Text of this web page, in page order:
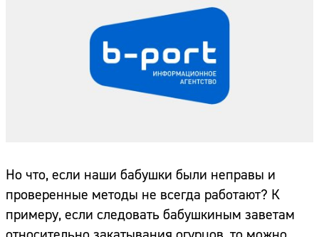
Но что, если наши бабушки были неправы и
проверенные методы не всегда работают? К
примеру, если следовать бабушкиным заветам